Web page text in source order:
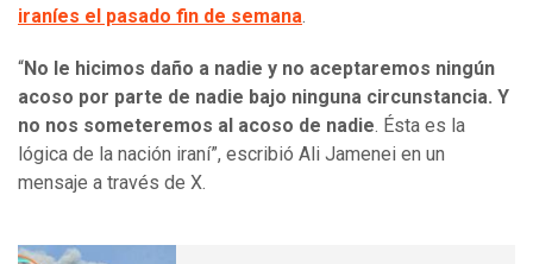
iraníes el pasado fin de semana.
“No le hicimos daño a nadie y no aceptaremos ningún
acoso por parte de nadie bajo ninguna circunstancia. Y
no nos someteremos al acoso de nadie. Ésta es la
lógica de la nación iraní”, escribió Ali Jamenei en un
mensaje a través de X.